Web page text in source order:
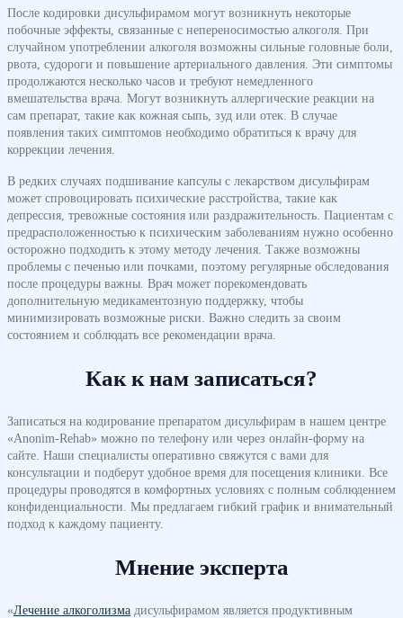
После кодировки дисульфирамом могут возникнуть некоторые
побочные эффекты, связанные с непереносимостью алкоголя. При
случайном употреблении алкоголя возможны сильные головные боли,
рвота, судороги и повышение артериального давления. Эти симптомы
продолжаются несколько часов и требуют немедленного
вмешательства врача. Могут возникнуть аллергические реакции на
сам препарат, такие как кожная сыпь, зуд или отек. В случае
появления таких симптомов необходимо обратиться к врачу для
коррекции лечения.
В редких случаях подшивание капсулы с лекарством дисульфирам
может спровоцировать психические расстройства, такие как
депрессия, тревожные состояния или раздражительность. Пациентам с
предрасположенностью к психическим заболеваниям нужно особенно
осторожно подходить к этому методу лечения. Также возможны
проблемы с печенью или почками, поэтому регулярные обследования
после процедуры важны. Врач может порекомендовать
дополнительную медикаментозную поддержку, чтобы
минимизировать возможные риски. Важно следить за своим
состоянием и соблюдать все рекомендации врача.
Как к нам записаться?
Записаться на кодирование препаратом дисульфирам в нашем центре
«Anonim-Rehab» можно по телефону или через онлайн-форму на
сайте. Наши специалисты оперативно свяжутся с вами для
консультации и подберут удобное время для посещения клиники. Все
процедуры проводятся в комфортных условиях с полным соблюдением
конфиденциальности. Мы предлагаем гибкий график и внимательный
подход к каждому пациенту.
Мнение эксперта
«Лечение алкоголизма дисульфирамом является продуктивным